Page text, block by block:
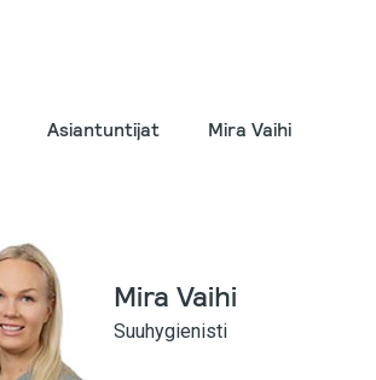
Asiantuntijat Mira Vaihi
Mira Vaihi
Suuhygienisti